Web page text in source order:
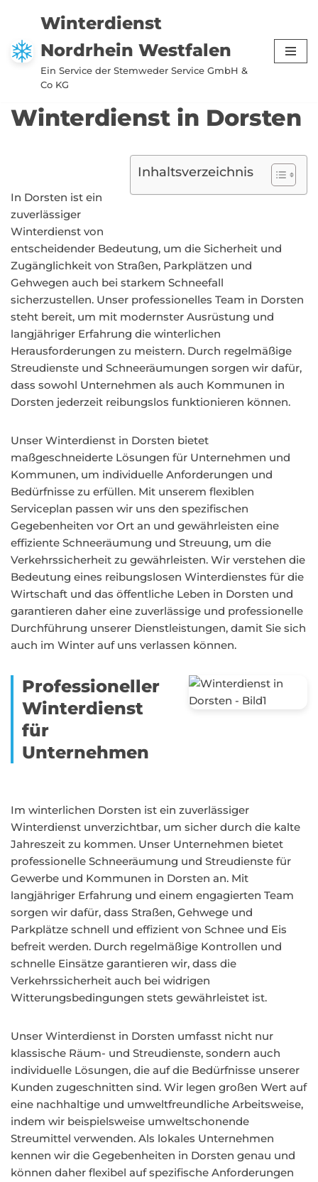
Zum
Inhalt
springen
Winterdienst
Nordrhein Westfalen
Ein Service der Stemweder Service GmbH &
Co KG
Winterdienst in Dorsten
Inhaltsverzeichnis
In Dorsten ist ein
zuverlässiger
Winterdienst von
entscheidender Bedeutung, um die Sicherheit und
Zugänglichkeit von Straßen, Parkplätzen und
Gehwegen auch bei starkem Schneefall
sicherzustellen. Unser professionelles Team in Dorsten
steht bereit, um mit modernster Ausrüstung und
langjähriger Erfahrung die winterlichen
Herausforderungen zu meistern. Durch regelmäßige
Streudienste und Schneeräumungen sorgen wir dafür,
dass sowohl Unternehmen als auch Kommunen in
Dorsten jederzeit reibungslos funktionieren können.
Unser Winterdienst in Dorsten bietet
maßgeschneiderte Lösungen für Unternehmen und
Kommunen, um individuelle Anforderungen und
Bedürfnisse zu erfüllen. Mit unserem flexiblen
Serviceplan passen wir uns den spezifischen
Gegebenheiten vor Ort an und gewährleisten eine
effiziente Schneeräumung und Streuung, um die
Verkehrssicherheit zu gewährleisten. Wir verstehen die
Bedeutung eines reibungslosen Winterdienstes für die
Wirtschaft und das öffentliche Leben in Dorsten und
garantieren daher eine zuverlässige und professionelle
Durchführung unserer Dienstleistungen, damit Sie sich
auch im Winter auf uns verlassen können.
Professioneller
Winterdienst
für
Unternehmen
Im winterlichen Dorsten ist ein zuverlässiger
Winterdienst unverzichtbar, um sicher durch die kalte
Jahreszeit zu kommen. Unser Unternehmen bietet
professionelle Schneeräumung und Streudienste für
Gewerbe und Kommunen in Dorsten an. Mit
langjähriger Erfahrung und einem engagierten Team
sorgen wir dafür, dass Straßen, Gehwege und
Parkplätze schnell und effizient von Schnee und Eis
befreit werden. Durch regelmäßige Kontrollen und
schnelle Einsätze garantieren wir, dass die
Verkehrssicherheit auch bei widrigen
Witterungsbedingungen stets gewährleistet ist.
Unser Winterdienst in Dorsten umfasst nicht nur
klassische Räum- und Streudienste, sondern auch
individuelle Lösungen, die auf die Bedürfnisse unserer
Kunden zugeschnitten sind. Wir legen großen Wert auf
eine nachhaltige und umweltfreundliche Arbeitsweise,
indem wir beispielsweise umweltschonende
Streumittel verwenden. Als lokales Unternehmen
kennen wir die Gegebenheiten in Dorsten genau und
können daher flexibel auf spezifische Anforderungen